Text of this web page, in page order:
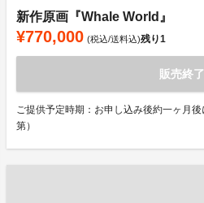
新作原画『Whale World』
¥770,000 (税込/送料込)残り1
販売終了
ご提供予定時期：お申し込み後約一ヶ月
第）